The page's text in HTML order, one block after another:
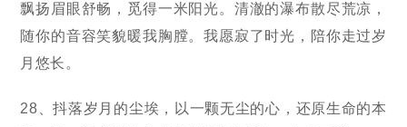
飘扬眉眼舒畅，觅得一米阳光。清澈的瀑布散尽荒凉，
随你的音容笑貌暖我胸膛。我愿寂了时光，陪你走过岁
月悠长。
28、抖落岁月的尘埃，以一颗无尘的心，还原生命的本